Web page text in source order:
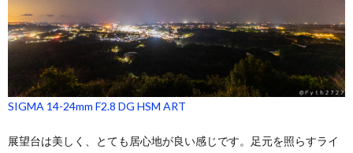
SIGMA 14-24mm F2.8 DG HSM ART
展望台は美しく、とても居心地が良い感じです。足元を照らすライ